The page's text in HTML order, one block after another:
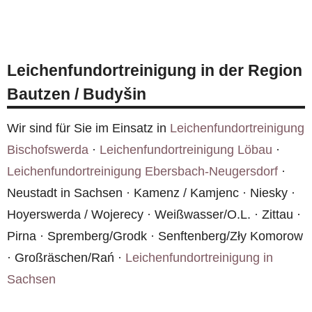
Kosten Sie rechnen müssen. Rufen Sie uns unter
0800 6003005an oder nutzen Sie das
Kontaktformular
Leichenfundortreinigung in der Region
Bautzen / Budyšin
Wir sind für Sie im Einsatz in Leichenfundortreinigung
Bischofswerda · Leichenfundortreinigung Löbau ·
Leichenfundortreinigung Ebersbach-Neugersdorf ·
Neustadt in Sachsen · Kamenz / Kamjenc · Niesky ·
Hoyerswerda / Wojerecy · Weißwasser/O.L. · Zittau ·
Pirna · Spremberg/Grodk · Senftenberg/Zły Komorow
· Großräschen/Rań · Leichenfundortreinigung in
Sachsen